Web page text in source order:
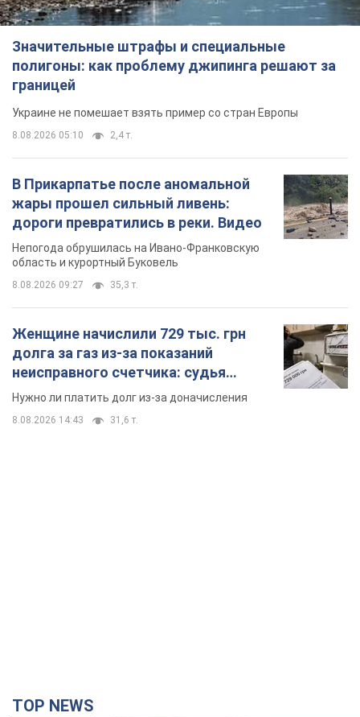
Значительные штрафы и специальные
полигоны: как проблему джипинга решают за
границей
Украине не помешает взять пример со стран Европы
8.08.2026 05:10 2,4 т.
В Прикарпатье после аномальной
жары прошел сильный ливень:
дороги превратились в реки. Видео
Непогода обрушилась на Ивано-Франковскую
область и курортный Буковель
8.08.2026 09:27 35,3 т.
Женщине начислили 729 тыс. грн
долга за газ из-за показаний
неисправного счетчика: судья
вынес неожиданное решение
Нужно ли платить долг из-за доначисления
8.08.2026 14:43 31,6 т.
TOP NEWS